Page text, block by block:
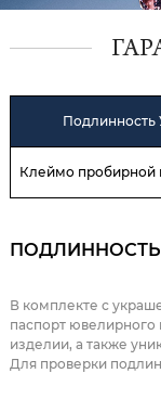
Подлинность
Клеймо пробирной
В комплекте с
паспорт
изделии, а также
Для проверки